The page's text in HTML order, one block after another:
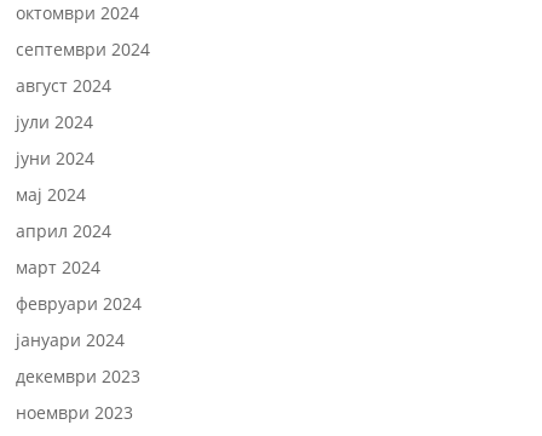
октомври 2024
септември 2024
август 2024
јули 2024
јуни 2024
мај 2024
април 2024
март 2024
февруари 2024
јануари 2024
декември 2023
ноември 2023